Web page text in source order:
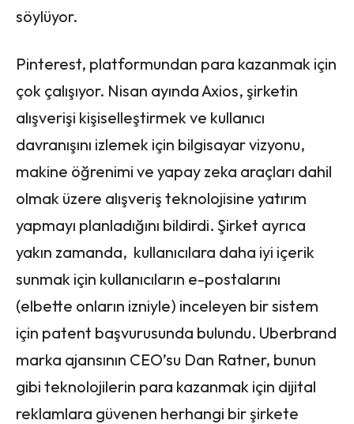
söylüyor.
Pinterest, platformundan para kazanmak için
çok çalışıyor. Nisan ayında Axios, şirketin
alışverişi kişiselleştirmek ve kullanıcı
davranışını izlemek için bilgisayar vizyonu,
makine öğrenimi ve yapay zeka araçları dahil
olmak üzere alışveriş teknolojisine yatırım
yapmayı planladığını bildirdi. Şirket ayrıca
yakın zamanda, kullanıcılara daha iyi içerik
sunmak için kullanıcıların e-postalarını
(elbette onların izniyle) inceleyen bir sistem
için patent başvurusunda bulundu. Uberbrand
marka ajansının CEO’su Dan Ratner, bunun
gibi teknolojilerin para kazanmak için dijital
reklamlara güvenen herhangi bir şirkete